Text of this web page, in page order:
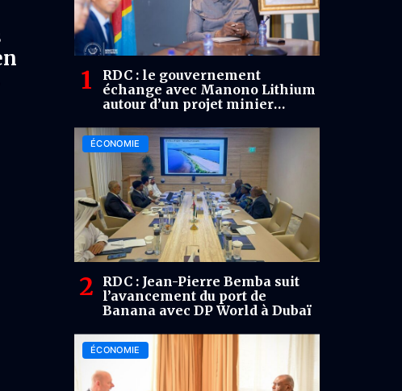
RDC : le gouvernement
échange avec Manono Lithium
autour d’un projet minier
ÉCONOMIE
RDC : Jean-Pierre Bemba suit
l’avancement du port de
Banana avec DP World à Dubaï
ÉCONOMIE